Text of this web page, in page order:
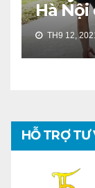
Hà Nội
TH9 12,
HỖ TRỢ TƯ